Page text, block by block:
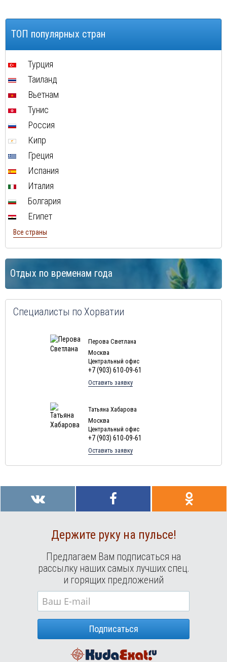
Трогир
Тучепи
Шибеник
ТОП популярных стран
Турция
Таиланд
Вьетнам
Тунис
Россия
Кипр
Греция
Испания
Италия
Болгария
Египет
Все страны
Отдых по временам года
Специалисты по Хорватии
Перова Светлана
Москва
Центральный офис
+7 (903) 610-09-61
Оставить заявку
Татьяна Хабарова
Москва
Центральный офис
+7 (903) 610-09-61
Оставить заявку
Держите руку на пульсе!
Предлагаем Вам подписаться на
рассылку наших самых лучших спец.
и горящих предложений
Подписаться